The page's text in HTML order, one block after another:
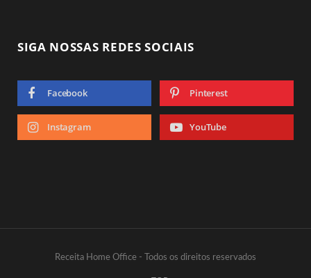
SIGA NOSSAS REDES SOCIAIS
Facebook Pinterest
Instagram YouTube
Receita Home Office - Todos os direitos reservados